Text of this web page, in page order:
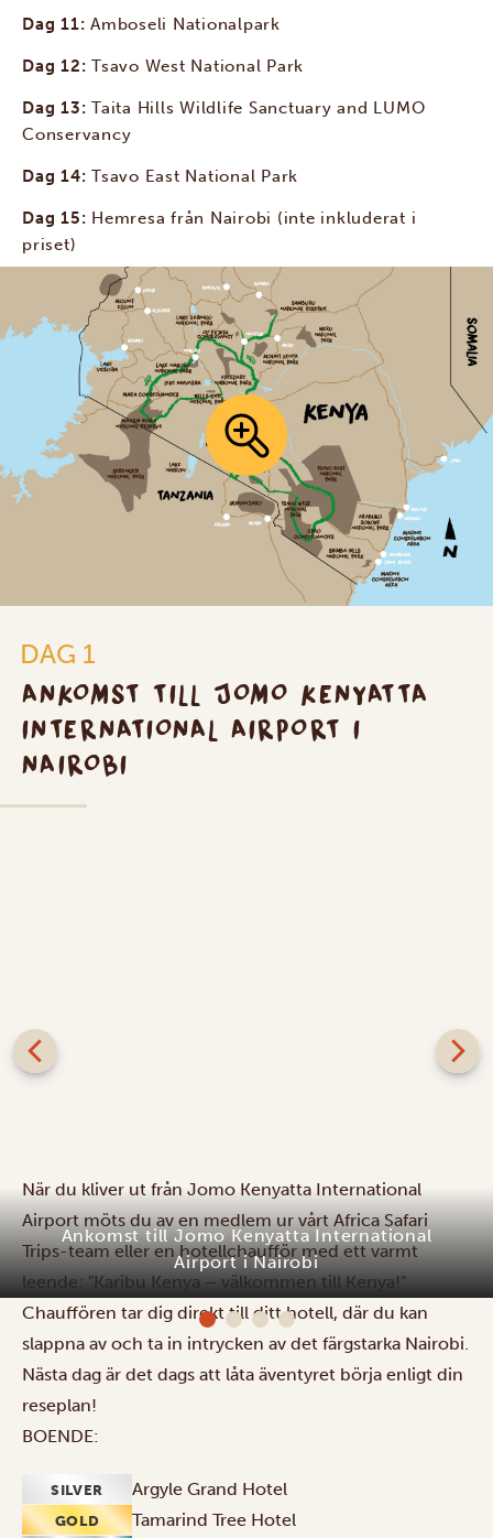
Dag 11: Amboseli Nationalpark
Dag 12: Tsavo West National Park
Dag 13: Taita Hills Wildlife Sanctuary and LUMO
Conservancy
Dag 14: Tsavo East National Park
Dag 15: Hemresa från Nairobi (inte inkluderat i
priset)
DAG 1
ANKOMST TILL JOMO KENYATTA
INTERNATIONAL AIRPORT I
NAIROBI
Ankomst till Jomo Kenyatta International
Airport i Nairobi
När du kliver ut från Jomo Kenyatta International
Airport möts du av en medlem ur vårt Africa Safari
Trips-team eller en hotellchaufför med ett varmt
leende: "Karibu Kenya – välkommen till Kenya!"
Chauffören tar dig direkt till ditt hotell, där du kan
slappna av och ta in intrycken av det färgstarka Nairobi.
Nästa dag är det dags att låta äventyret börja enligt din
reseplan!
BOENDE:
SILVER Argyle Grand Hotel
GOLD Tamarind Tree Hotel